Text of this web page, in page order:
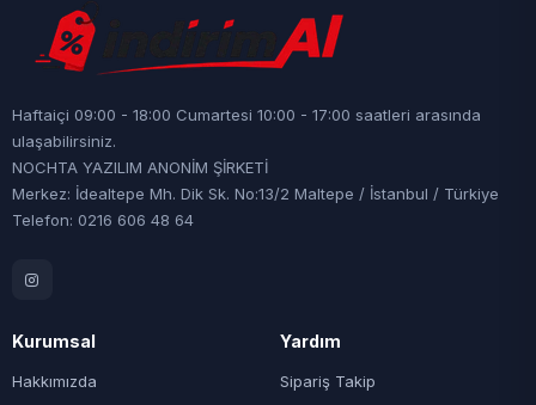
Haftaiçi 09:00 - 18:00 Cumartesi 10:00 - 17:00 saatleri arasında
ulaşabilirsiniz.
NOCHTA YAZILIM ANONİM ŞİRKETİ
Merkez: İdealtepe Mh. Dik Sk. No:13/2 Maltepe / İstanbul / Türkiye
Telefon: 0216 606 48 64
Kurumsal
Hakkımızda
Yardım
Sipariş Takip